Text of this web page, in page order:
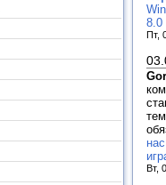
8.0
Пт,
Вт,